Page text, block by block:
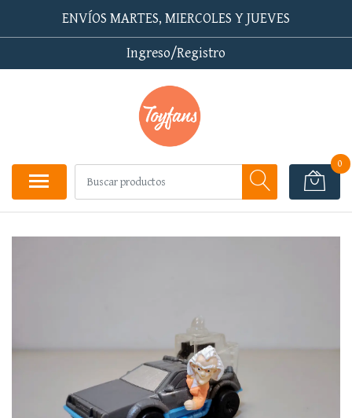
ENVÍOS MARTES, MIERCOLES Y JUEVES
Ingreso/Registro
0